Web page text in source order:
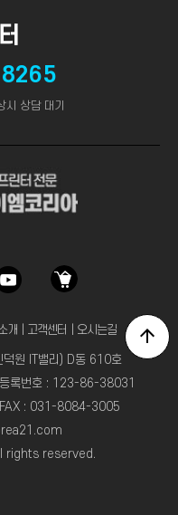
상담 대기
개 고객센터 오시는길
덕원 IT밸리) D동 610호
록번호 : 123-86-38031
: 031-8084-3005
rights reserved.